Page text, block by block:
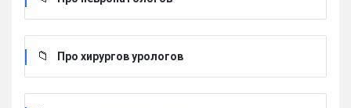
Про хирургов урологов